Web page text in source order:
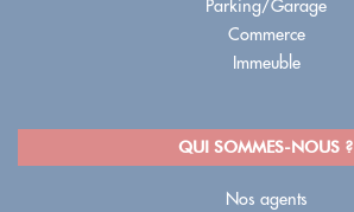
Parking/Garage
Commerce
Immeuble
QUI SOMMES-NOUS ?
Nos agents